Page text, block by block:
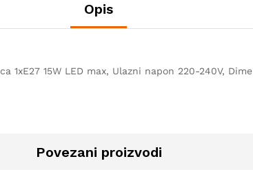
Opis
15W LED max, Ulazni napon 220-240V,
Povezani proizvodi